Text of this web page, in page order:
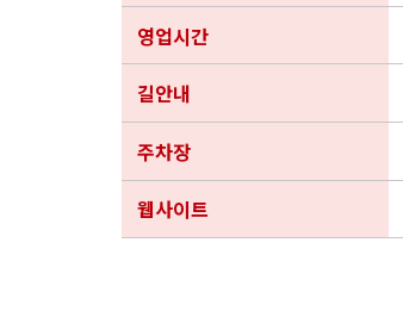
영업시간
길안내
주차장
웹사이트